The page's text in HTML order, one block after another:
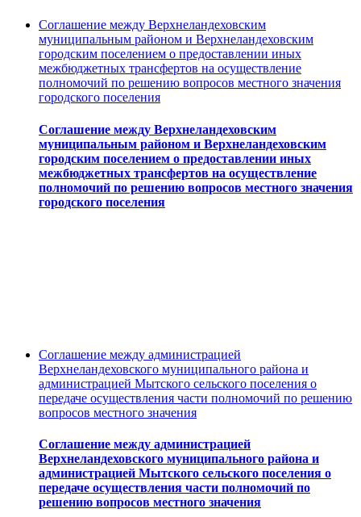
Соглашение между Верхнеландеховским
муниципальным районом и Верхнеландеховским
городским поселением о предоставлении иных
межбюджетных трансфертов на осуществление
полномочий по решению вопросов местного значения
городского поселения
Соглашение между Верхнеландеховским
муниципальным районом и Верхнеландеховским
городским поселением о предоставлении иных
межбюджетных трансфертов на осуществление
полномочий по решению вопросов местного значения
городского поселения
Соглашение между администрацией
Верхнеландеховского муниципального района и
администрацией Мытского сельского поселения о
передаче осуществления части полномочий по решению
вопросов местного значения
Соглашение между администрацией
Верхнеландеховского муниципального района и
администрацией Мытского сельского поселения о
передаче осуществления части полномочий по
решению вопросов местного значения